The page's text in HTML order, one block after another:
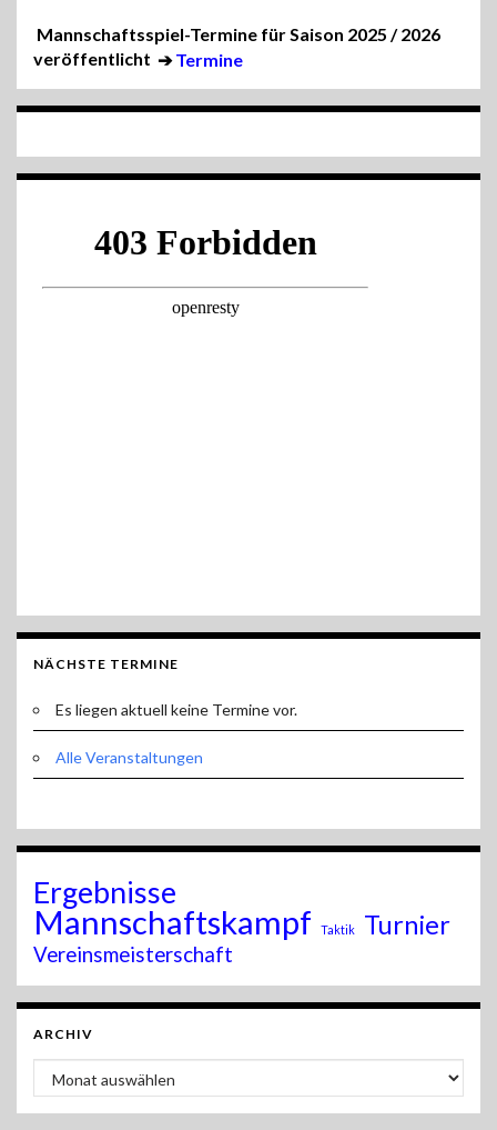
Mannschaftsspiel-Termine für Saison 2025 / 2026
veröffentlicht ➔Termine
NÄCHSTE TERMINE
Es liegen aktuell keine Termine vor.
Alle Veranstaltungen
Ergebnisse
Mannschaftskampf Taktik Turnier
Vereinsmeisterschaft
ARCHIV
Archiv